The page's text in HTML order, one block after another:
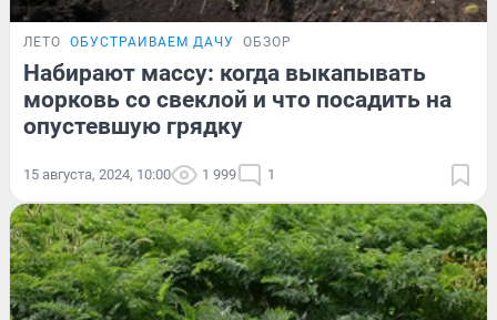
ЛЕТО ОБУСТРАИВАЕМ ДАЧУ ОБЗОР
Набирают массу: когда выкапывать
морковь со свеклой и что посадить на
опустевшую грядку
15 августа, 2024, 10:00 1 999 1